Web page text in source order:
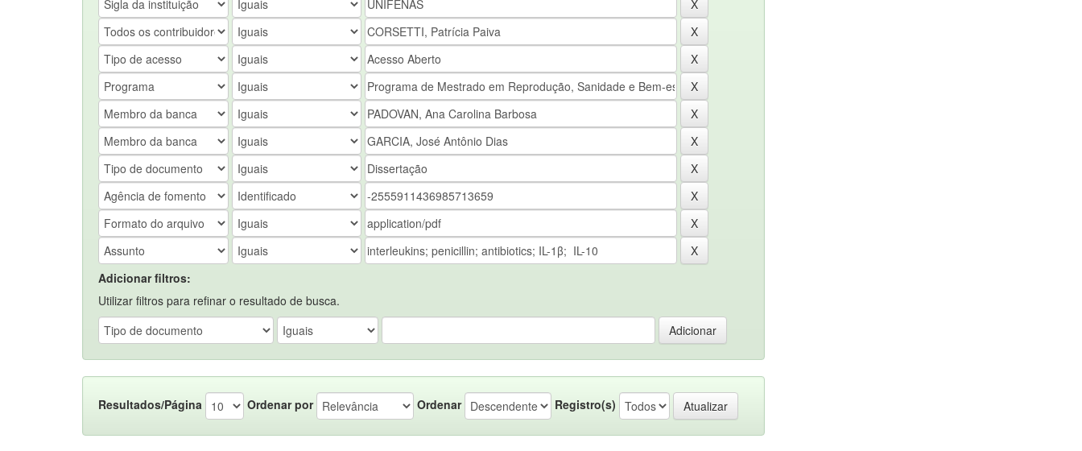
Adicionar filtros:
Utilizar filtros para refinar o resultado de busca.
Resultados/Página Ordenar por Ordenar Registro(s)